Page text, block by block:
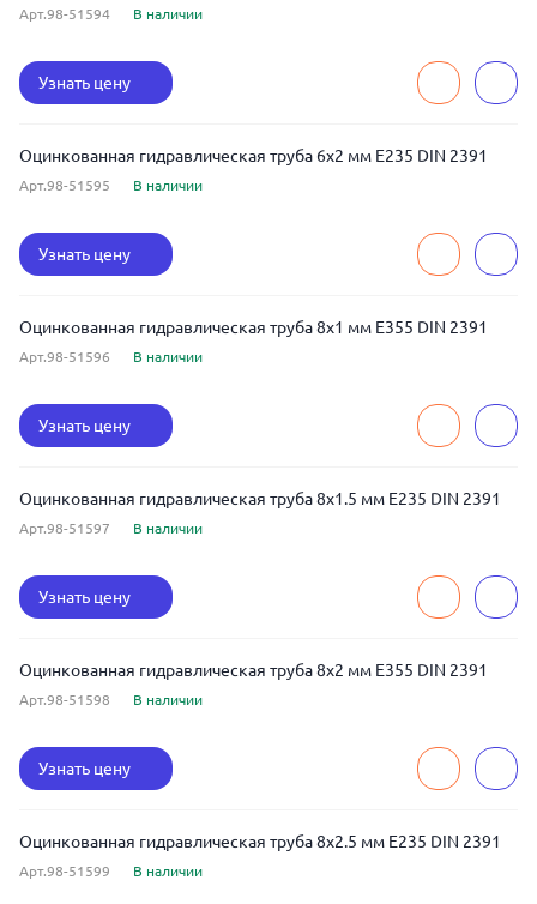
Арт.98-51594 В наличии
Узнать цену
Оцинкованная гидравлическая труба 6x2 мм E235 DIN 2391
Арт.98-51595 В наличии
Узнать цену
Оцинкованная гидравлическая труба 8x1 мм E355 DIN 2391
Арт.98-51596 В наличии
Узнать цену
Оцинкованная гидравлическая труба 8x1.5 мм E235 DIN 2391
Арт.98-51597 В наличии
Узнать цену
Оцинкованная гидравлическая труба 8x2 мм E355 DIN 2391
Арт.98-51598 В наличии
Узнать цену
Оцинкованная гидравлическая труба 8x2.5 мм E235 DIN 2391
Арт.98-51599 В наличии